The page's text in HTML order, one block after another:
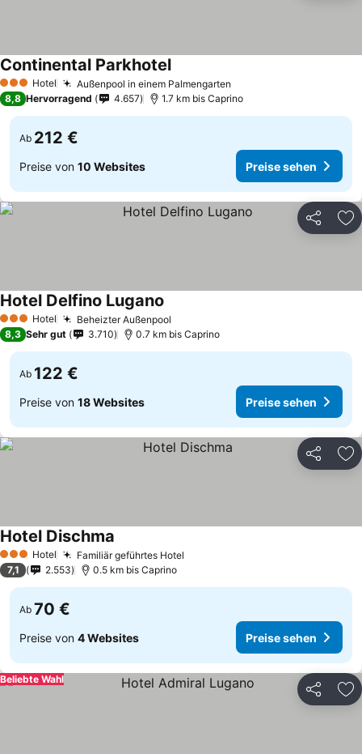
3 SterneHotel Außenpool in einem Palmengarten
Continental Parkhotel
8,8 Hervorragend 4.657 1.7 km bis Caprino
Ab 212 €
Preise von 10 Websites Preise sehen
Teilen
3 SterneHotel Beheizter Außenpool
Hotel Delfino Lugano
8,3 Sehr gut 3.710 0.7 km bis Caprino
Ab 122 €
Preise von 18 Websites Preise sehen
Teilen
3 SterneHotel Familiär geführtes Hotel
Hotel Dischma
7,1 2.553 0.5 km bis Caprino
Ab 70 €
Preise von 4 Websites Preise sehen
Teilen
Beliebte Wahl